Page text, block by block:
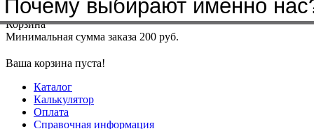
Меню+7(4912)50-37-50sbit@krep62.ru
Корзина
Минимальная сумма заказа 200 руб.
Ваша корзина пуста!
Каталог
Калькулятор
Оплата
Справочная информация
Почему выбирают именно